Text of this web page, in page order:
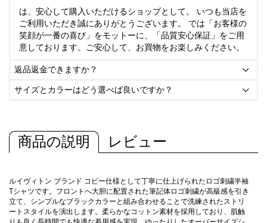
は、安心して購入いただけるショップとして。 いつも当店を
ご利用いただき誠にありがとうございます。 では「お客様の
笑顔が一番の喜び」をモットーに、「品質安心保証」をご用
意しております。ご安心して、お買物をお楽しみください。
返品返金できますか？ 
サイズとカラーはどう選べば良いですか？ 
商品の説明 レビュー
ルイヴィトン ブランド コピー仕様として丁寧に仕上げられたロゴ刺繍半袖
Tシャツです。フロントへ大胆に配置された筆記体ロゴ刺繍が高級感を引き
立て、シンプルなブラックカラーと組み合わせることで洗練されたストリ
ートスタイルを演出します。柔らかなコットン素材を採用しており、肌触